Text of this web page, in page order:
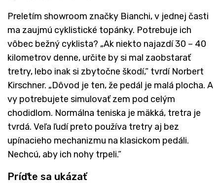
Preletím showroom značky Bianchi, v jednej časti
ma zaujmú cyklistické topánky. Potrebuje ich
vôbec bežný cyklista? „Ak niekto najazdí 30 – 40
kilometrov denne, určite by si mal zaobstarať
tretry, lebo inak si zbytočne škodí,“ tvrdí Norbert
Kirschner. „Dôvod je ten, že pedál je malá plocha. A
vy potrebujete simulovať zem pod celým
chodidlom. Normálna teniska je mäkká, tretra je
tvrdá. Veľa ľudí preto používa tretry aj bez
upínacieho mechanizmu na klasickom pedáli.
Nechcú, aby ich nohy trpeli.“
Príďte sa ukázať